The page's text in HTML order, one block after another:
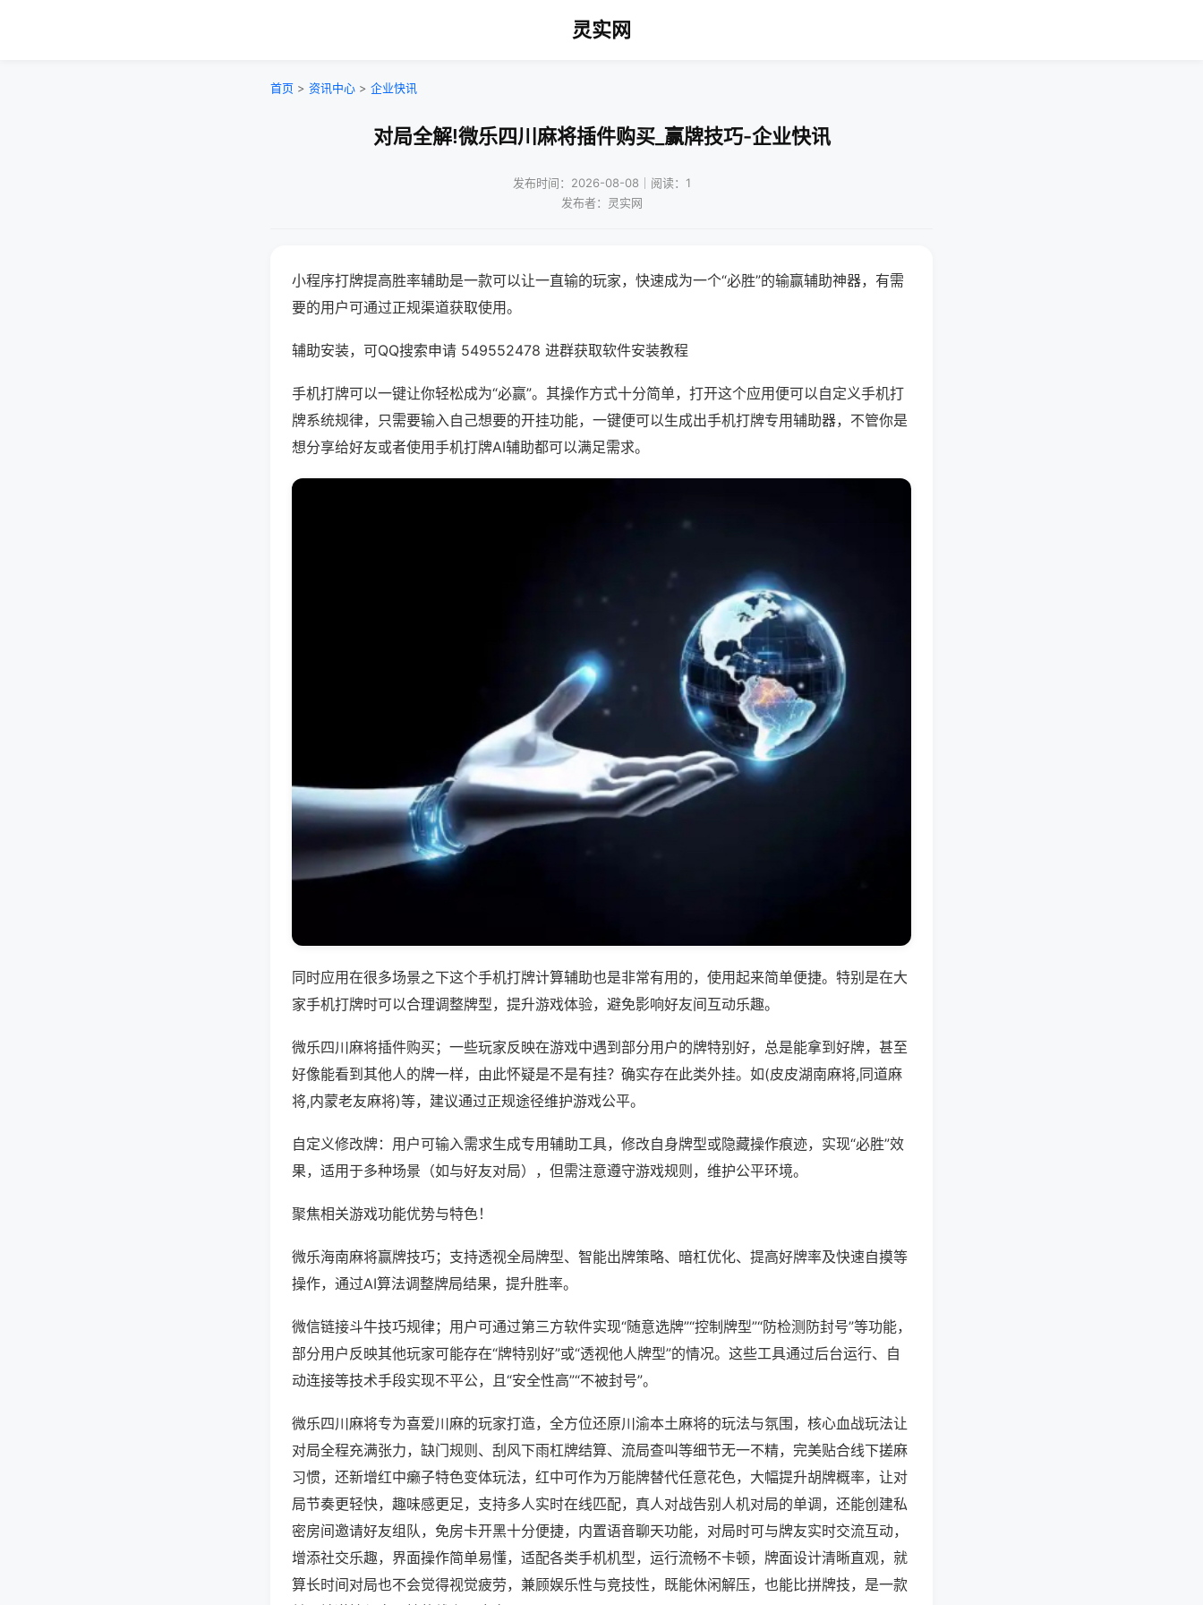
灵实网
首页 > 资讯中心 > 企业快讯
对局全解!微乐四川麻将插件购买_赢牌技巧-企业快讯
发布时间：2026-08-08｜阅读：1
发布者：灵实网
小程序打牌提高胜率辅助是一款可以让一直输的玩家，快速成为一个“必胜”的输赢辅助神器，有需
要的用户可通过正规渠道获取使用。
辅助安装，可QQ搜索申请 549552478 进群获取软件安装教程
手机打牌可以一键让你轻松成为“必赢”。其操作方式十分简单，打开这个应用便可以自定义手机打
牌系统规律，只需要输入自己想要的开挂功能，一键便可以生成出手机打牌专用辅助器，不管你是
想分享给好友或者使用手机打牌AI辅助都可以满足需求。
同时应用在很多场景之下这个手机打牌计算辅助也是非常有用的，使用起来简单便捷。特别是在大
家手机打牌时可以合理调整牌型，提升游戏体验，避免影响好友间互动乐趣。
微乐四川麻将插件购买；一些玩家反映在游戏中遇到部分用户的牌特别好，总是能拿到好牌，甚至
好像能看到其他人的牌一样，由此怀疑是不是有挂？确实存在此类外挂。如(皮皮湖南麻将,同道麻
将,内蒙老友麻将)等，建议通过正规途径维护游戏公平。
自定义修改牌：用户可输入需求生成专用辅助工具，修改自身牌型或隐藏操作痕迹，实现“必胜”效
果，适用于多种场景（如与好友对局），但需注意遵守游戏规则，维护公平环境。
聚焦相关游戏功能优势与特色！
微乐海南麻将赢牌技巧；支持透视全局牌型、智能出牌策略、暗杠优化、提高好牌率及快速自摸等
操作，通过AI算法调整牌局结果，提升胜率。
微信链接斗牛技巧规律；用户可通过第三方软件实现“随意选牌”“控制牌型”“防检测防封号”等功能，
部分用户反映其他玩家可能存在“牌特别好”或“透视他人牌型”的情况。这些工具通过后台运行、自
动连接等技术手段实现不平公，且“安全性高”“不被封号”。
微乐四川麻将专为喜爱川麻的玩家打造，全方位还原川渝本土麻将的玩法与氛围，核心血战玩法让
对局全程充满张力，缺门规则、刮风下雨杠牌结算、流局查叫等细节无一不精，完美贴合线下搓麻
习惯，还新增红中癞子特色变体玩法，红中可作为万能牌替代任意花色，大幅提升胡牌概率，让对
局节奏更轻快，趣味感更足，支持多人实时在线匹配，真人对战告别人机对局的单调，还能创建私
密房间邀请好友组队，免房卡开黑十分便捷，内置语音聊天功能，对局时可与牌友实时交流互动，
增添社交乐趣，界面操作简单易懂，适配各类手机机型，运行流畅不卡顿，牌面设计清晰直观，就
算长时间对局也不会觉得视觉疲劳，兼顾娱乐性与竞技性，既能休闲解压，也能比拼牌技，是一款